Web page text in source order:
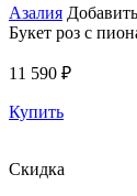
Азалия
Букет роз с
11 590 ₽
Купить
Скидка